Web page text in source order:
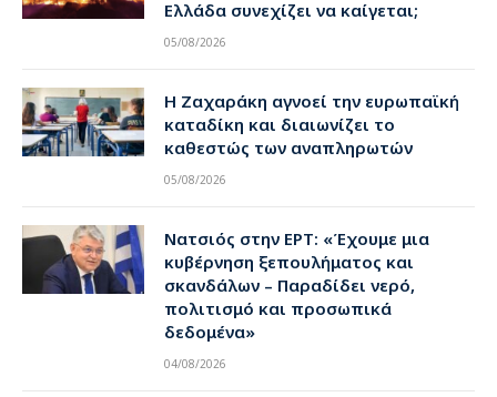
Ελλάδα συνεχίζει να καίγεται;
05/08/2026
Η Ζαχαράκη αγνοεί την ευρωπαϊκή
καταδίκη και διαιωνίζει το
καθεστώς των αναπληρωτών
05/08/2026
Νατσιός στην ΕΡΤ: «Έχουμε μια
κυβέρνηση ξεπουλήματος και
σκανδάλων – Παραδίδει νερό,
πολιτισμό και προσωπικά
δεδομένα»
04/08/2026